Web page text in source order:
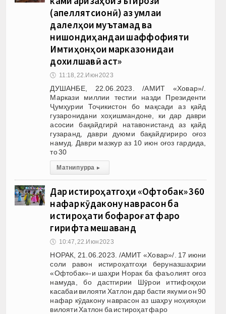
(апеллятсионӣ) аз ҷумлаи
далелҳои муътамад ва
нишондиҳандаи шаффофияти
Имтиҳонҳои марказонидаи
дохилшавӣ аст»
🕔 11:18, 22.Июн 2023
ДУШАНБЕ, 22.06.2023. /АМИТ «Ховар»/.
Маркази миллии тестии назди Президенти
Ҷумҳурии Тоҷикистон бо мақсади аз қайд
гузаронидани хоҳишмандоне, ки дар даври
асосии бақайдгирӣ натавонистанд аз қайд
гузаранд, даври дуюми бақайдгириро оғоз
намуд. Даври мазкур аз 10 июн оғоз гардида,
то 30
Матни пурра ▸
Дар истироҳатгоҳи «Офтобак» 360
нафар кӯдакону наврасон ба
истироҳати бофароғат фаро
гирифта мешаванд
🕔 10:47, 22.Июн 2023
НОРАК, 21.06.2023. /АМИТ «Ховар»/. 17 июни
соли равон истироҳатгоҳи беруназшаҳрии
«Офтобак»-и шаҳри Норак ба фаъолият оғоз
намуда, бо дастгирии Шӯрои иттифоқҳои
касабаи вилояти Хатлон дар басти якуми он 90
нафар кӯдакону наврасон аз шаҳру ноҳияҳои
вилояти Хатлон ба истироҳат фаро